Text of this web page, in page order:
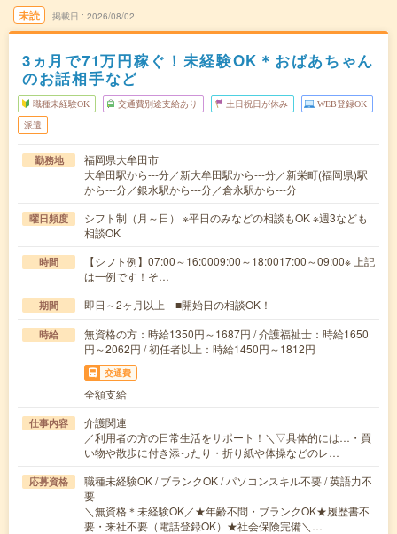
未読 掲載日 2026/08/02
3ヵ月で71万円稼ぐ！未経験OK＊おばあちゃん
のお話相手など
職種未経験OK 交通費別途支給あり 土日祝日が休み WEB登録OK
派遣
勤務地
福岡県大牟田市
大牟田駅から---分／新大牟田駅から---分／新栄町(福岡県)駅
から---分／銀水駅から---分／倉永駅から---分
曜日頻度
シフト制（月～日） ※平日のみなどの相談もOK ※週3なども
相談OK
時間
【シフト例】07:00～16:0009:00～18:0017:00～09:00※ 上記
は一例です！そ…
期間 即日～2ヶ月以上 ■開始日の相談OK！
時給
無資格の方：時給1350円～1687円 / 介護福祉士：時給1650
円～2062円 / 初任者以上：時給1450円～1812円
交通費
全額支給
仕事内容
介護関連
／利用者の方の日常生活をサポート！＼▽具体的には…・買
い物や散歩に付き添ったり・折り紙や体操などのレ…
応募資格
職種未経験OK / ブランクOK / パソコンスキル不要 / 英語力不
要
＼無資格＊未経験OK／★年齢不問・ブランクOK★履歴書不
要・来社不要（電話登録OK）★社会保険完備＼…